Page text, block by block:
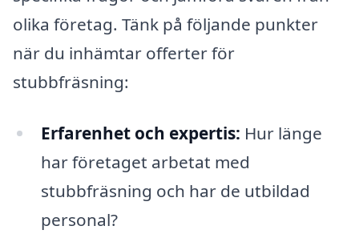
olika företag. Tänk på följande punkter
när du inhämtar offerter för
stubbfräsning:
Erfarenhet och expertis: Hur länge
har företaget arbetat med
stubbfräsning och har de utbildad
personal?